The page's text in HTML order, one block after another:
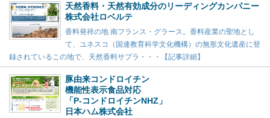
天然香料・天然有効成分のリーディングカンパニー
株式会社ロベルテ
香料発祥の地 南フランス・グラース。香料産業の聖地とし
て、ユネスコ（国連教育科学文化機構）の無形文化遺産に登
録されているこの地で、天然香料サプラ・・・【記事詳細】
豚由来コンドロイチン
機能性表示食品対応
「P-コンドロイチンNHZ」
日本ハム株式会社